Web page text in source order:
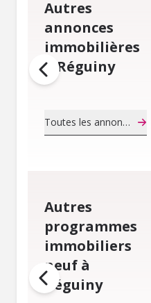
Autres
annonces
immobilières
à Réguiny
Toutes les annonces
Autres
programmes
immobiliers
neuf à
Réguiny